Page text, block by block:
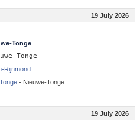
19 July 2026
Tonge
Tonge
Rijnmond
- Nieuwe-Tonge
19 July 2026